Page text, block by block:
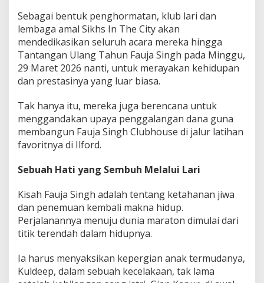
r
i
S
e
a
b
a
Sebagai bentuk penghormatan, klub lari dan
lembaga amal Sikhs In The City akan
mendedikasikan seluruh acara mereka hingga
Tantangan Ulang Tahun Fauja Singh pada Minggu,
29 Maret 2026 nanti, untuk merayakan kehidupan
dan prestasinya yang luar biasa.
Tak hanya itu, mereka juga berencana untuk
menggandakan upaya penggalangan dana guna
membangun Fauja Singh Clubhouse di jalur latihan
favoritnya di Ilford.
Sebuah Hati yang Sembuh Melalui Lari
Kisah Fauja Singh adalah tentang ketahanan jiwa
dan penemuan kembali makna hidup.
Perjalanannya menuju dunia maraton dimulai dari
titik terendah dalam hidupnya.
Ia harus menyaksikan kepergian anak termudanya,
Kuldeep, dalam sebuah kecelakaan, tak lama